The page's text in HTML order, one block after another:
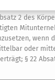
Anteile an
2 des
wenn
oder
§ 22